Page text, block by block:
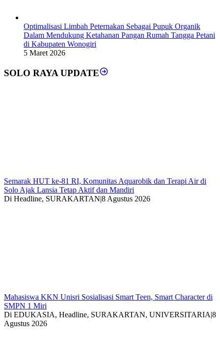
Optimalisasi Limbah Peternakan Sebagai Pupuk Organik
Dalam Mendukung Ketahanan Pangan Rumah Tangga Petani
di Kabupaten Wonogiri
5 Maret 2026
SOLO RAYA UPDATE
Semarak HUT ke-81 RI, Komunitas Aquarobik dan Terapi Air di
Solo Ajak Lansia Tetap Aktif dan Mandiri
Di Headline, SURAKARTAN 8 Agustus 2026
Mahasiswa KKN Unisri Sosialisasi Smart Teen, Smart Character di
SMPN 1 Miri
Di EDUKASIA, Headline, SURAKARTAN, UNIVERSITARIA8
Agustus 2026